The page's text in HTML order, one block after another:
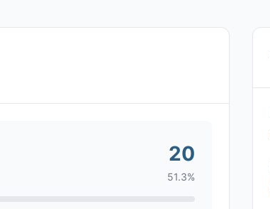
20
51.3%